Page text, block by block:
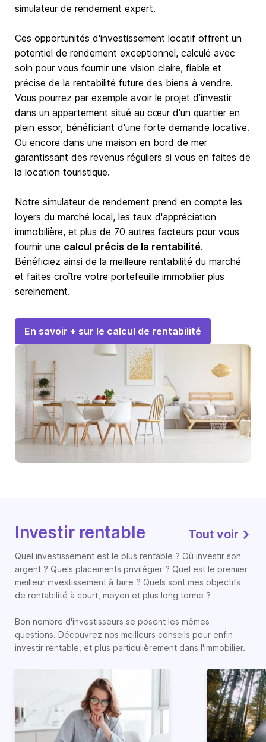
simulateur de rendement expert.
Ces opportunités d'investissement locatif offrent un
potentiel de rendement exceptionnel, calculé avec
soin pour vous fournir une vision claire, fiable et
précise de la rentabilité future des biens à vendre.
Vous pourrez par exemple avoir le projet d’investir
dans un appartement situé au cœur d'un quartier en
plein essor, bénéficiant d'une forte demande locative.
Ou encore dans une maison en bord de mer
garantissant des revenus réguliers si vous en faites de
la location touristique.
Notre simulateur de rendement prend en compte les
loyers du marché local, les taux d'appréciation
immobilière, et plus de 70 autres facteurs pour vous
fournir une calcul précis de la rentabilité.
Bénéficiez ainsi de la meilleure rentabilité du marché
et faites croître votre portefeuille immobilier plus
sereinement.
En savoir + sur le calcul de rentabilité
Investir rentable Tout voir
Quel investissement est le plus rentable ? Où investir son
argent ? Quels placements privilégier ? Quel est le premier
meilleur investissement à faire ? Quels sont mes objectifs
de rentabilité à court, moyen et plus long terme ?
Bon nombre d'investisseurs se posent les mêmes
questions. Découvrez nos meilleurs conseils pour enfin
investir rentable, et plus particulièrement dans l'immobilier.